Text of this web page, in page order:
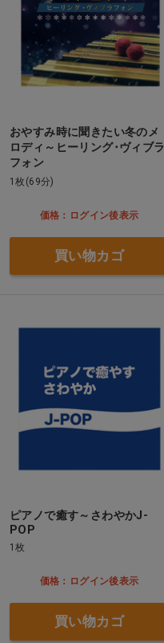
おやすみ時に聞きたい冬のメ
ロディ～ヒーリング･ヴィブラ
フォン
1枚(69分)
価格：ログイン後表示
買い物カゴ
ピアノで癒す～さわやかJ-
POP
1枚
価格：ログイン後表示
買い物カゴ